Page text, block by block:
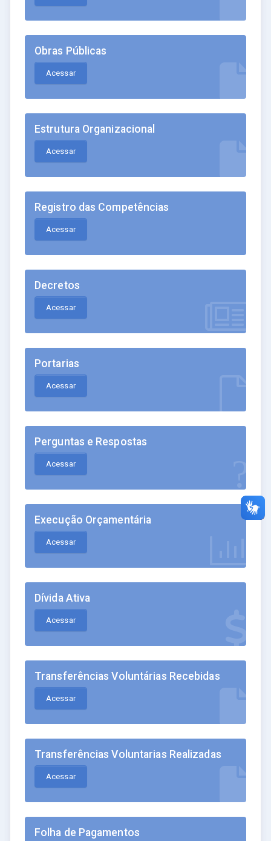
Obras Públicas
Acessar
Estrutura Organizacional
Acessar
Registro das Competências
Acessar
Decretos
Acessar
Portarias
Acessar
Perguntas e Respostas
Acessar
Execução Orçamentária
Acessar
Dívida Ativa
Acessar
Transferências Voluntárias Recebidas
Acessar
Transferências Voluntarias Realizadas
Acessar
Folha de Pagamentos